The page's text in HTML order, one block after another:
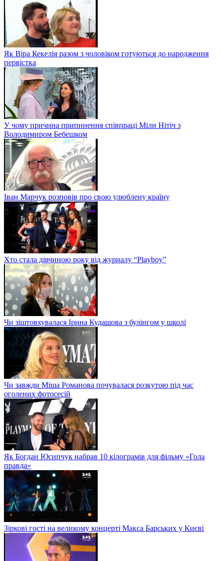
Як Віра Кекелія разом з чоловіком готуються до народження
первістка
У чому причина припинення співпраці Міли Нітіч з
Володимиром Бебешком
Іван Марчук розповів про свою улюблену країну
Хто стала дівчиною року від журналу “Playboy”
Чи зіштовхувалася Ірина Кудашова з булінгом у школі
Чи завжди Міша Романова почувалася розкутою під час
оголених фотосесій
Як Богдан Юсипчук набрав 10 кілограмів для фільму «Гола
правда»
Зіркові гості на великому концерті Макса Барських у Києві